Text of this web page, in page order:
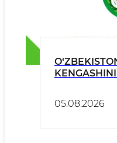
YUZASIDAN
05.08.2026